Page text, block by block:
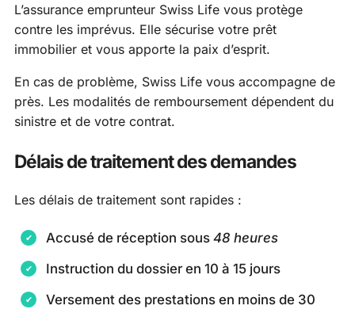
L’assurance emprunteur Swiss Life vous protège
contre les imprévus. Elle sécurise votre prêt
immobilier et vous apporte la paix d’esprit.
En cas de problème, Swiss Life vous accompagne de
près. Les modalités de remboursement dépendent du
sinistre et de votre contrat.
Délais de traitement des demandes
Les délais de traitement sont rapides :
Accusé de réception sous 48 heures
Instruction du dossier en 10 à 15 jours
Versement des prestations en moins de 30